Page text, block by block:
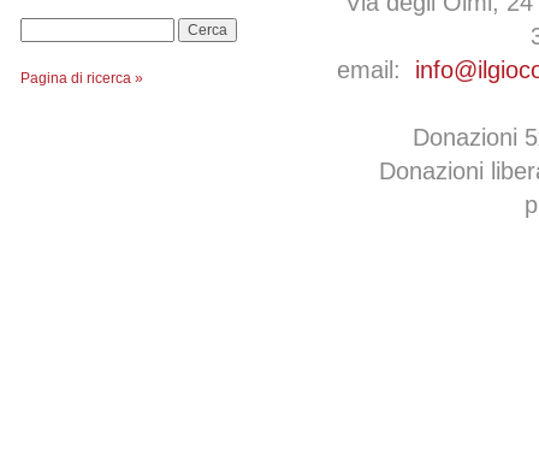
Pagina di ricerca »
email:
Donazioni
Donazioni